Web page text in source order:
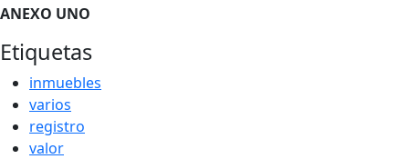
ANEXO UNO
Etiquetas
inmuebles
varios
registro
valor